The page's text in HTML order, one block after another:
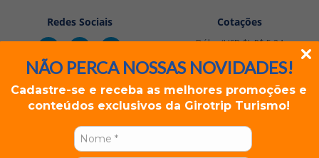
NÃO PERCA NOSSAS NOVIDADES!
Cadastre-se e receba as melhores promoções e
conteúdos exclusivos da Girotrip Turismo!
Redes Sociais Cotações
Dólar (USD $): R$ 5,24
GIROTRIP TURISMO EIRELI | CNPJ: 19.296.228/0001-07